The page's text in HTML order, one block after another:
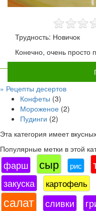
Трудность: Новичок
Конечно, очень просто
» Рецепты десертов
Конфеты (3)
Мороженое (2)
Пудинги (2)
Эта категория имеет
Популярные метки в этой
фарш сыр рис
закуска картофель
салат сливки